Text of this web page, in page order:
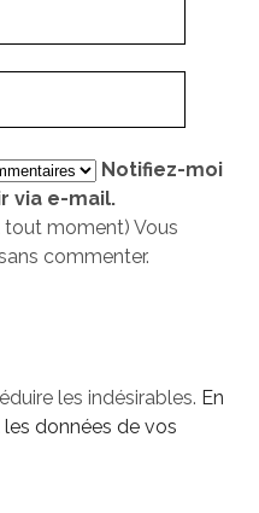
Notifiez-moi
via e-mail.
moment) Vous
commenter.
les indésirables. En
données de vos